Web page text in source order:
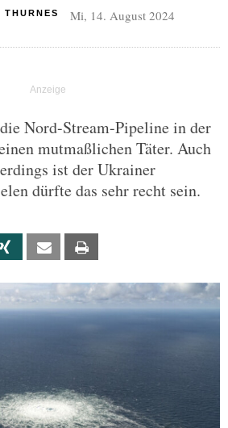
THURNES Mi, 14. August 2024
Nord-Stream-Pipeline in der
mutmaßlichen Täter. Auch
ist der Ukrainer
dürfte das sehr recht sein.
Xing Email